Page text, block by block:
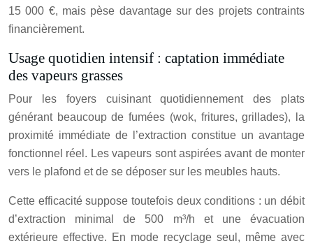
15 000 €, mais pèse davantage sur des projets contraints
financièrement.
Usage quotidien intensif : captation immédiate
des vapeurs grasses
Pour les foyers cuisinant quotidiennement des plats
générant beaucoup de fumées (wok, fritures, grillades), la
proximité immédiate de l’extraction constitue un avantage
fonctionnel réel. Les vapeurs sont aspirées avant de monter
vers le plafond et de se déposer sur les meubles hauts.
Cette efficacité suppose toutefois deux conditions : un débit
d’extraction minimal de 500 m³/h et une évacuation
extérieure effective. En mode recyclage seul, même avec